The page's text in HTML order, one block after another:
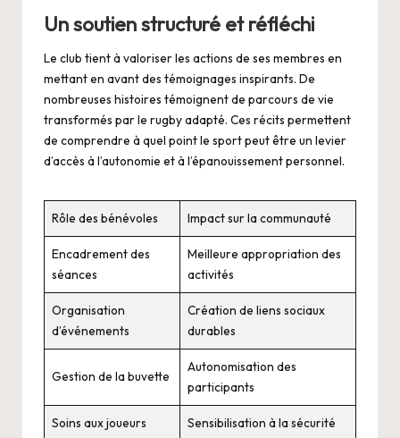
Un soutien structuré et réfléchi
Le club tient à valoriser les actions de ses membres en
mettant en avant des témoignages inspirants. De
nombreuses histoires témoignent de parcours de vie
transformés par le rugby adapté. Ces récits permettent
de comprendre à quel point le sport peut être un levier
d’accès à l’autonomie et à l’épanouissement personnel.
Rôle des bénévoles Impact sur la communauté
Encadrement des
séances
Meilleure appropriation des
activités
Organisation
d’événements
Création de liens sociaux
durables
Gestion de la buvette
Autonomisation des
participants
Soins aux joueurs Sensibilisation à la sécurité